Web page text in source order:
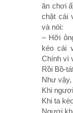
ăn chơi
chặt cái
và nói:
– Hỡi
kéo cái
Chính vì
Rồi Bồ-
Như
Khi
Khi ta
Ngươi